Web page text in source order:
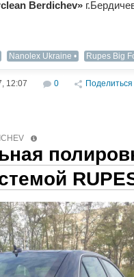
Berdichev»
Nanolex Ukraine Rupes Big
12:07 0 Поделиться